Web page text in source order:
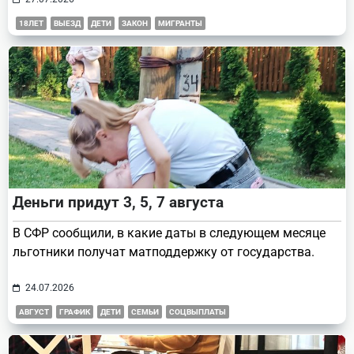
18ЛЕТ ВЫЕЗД ДЕТИ ЗАКОН МИГРАНТЫ
Деньги придут 3, 5, 7 августа
В СФР сообщили, в какие даты в следующем месяце
льготники получат матподдержку от государства.
24.07.2026
АВГУСТ ГРАФИК ДЕТИ СЕМЬИ СОЦВЫПЛАТЫ